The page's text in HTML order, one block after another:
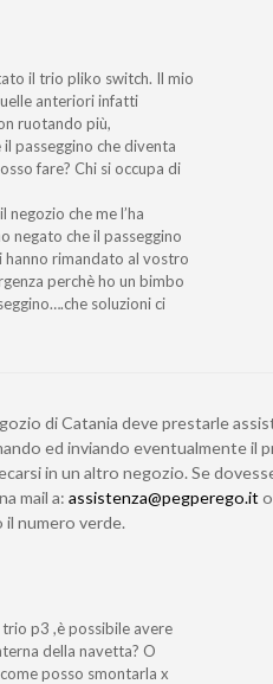
il trio pliko switch. Il mio
anteriori infatti
ruotando più,
passeggino che diventa
fare? Chi si occupa di
che me l’ha
negato che il passeggino
hanno rimandato al vostro
perchè ho un bimbo
soluzioni ci
di Catania deve prestarle
ed inviando eventualmente il
in un altro negozio. Se
mail a: assistenza@pegperego.ito
numero verde.
p3 ,è possibile avere
della navetta? O
posso smontarla x